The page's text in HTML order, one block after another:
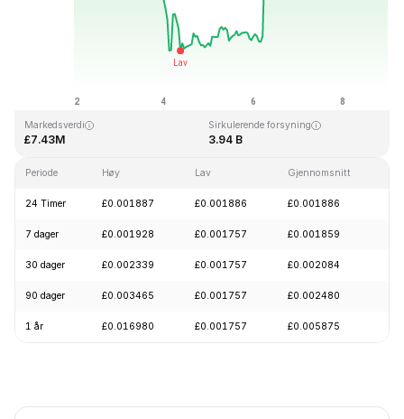
Sist oppdatert: 2026-08-08, 23:26 GMT+0
£0.243269 £0.000050
Markedsverdi
£7.43M
Sirkulerende forsyning
3.94 B
Periode Høy Lav Gjennomsnitt
24 Timer £0.001887 £0.001886 £0.001886
7 dager £0.001928 £0.001757 £0.001859
30 dager £0.002339 £0.001757 £0.002084
90 dager £0.003465 £0.001757 £0.002480
1 år £0.016980 £0.001757 £0.005875